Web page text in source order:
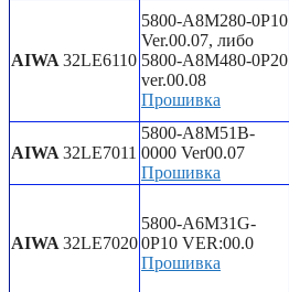
AIWA 32LE6110
5800-A8M280-0P10
Ver.00.07, либо
5800-A8M480-0P20
ver.00.08
Прошивка
AIWA 32LE7011
5800-A8M51B-
0000 Ver00.07
Прошивка
AIWA 32LE7020
5800-A6M31G-
0P10 VER:00.0
Прошивка